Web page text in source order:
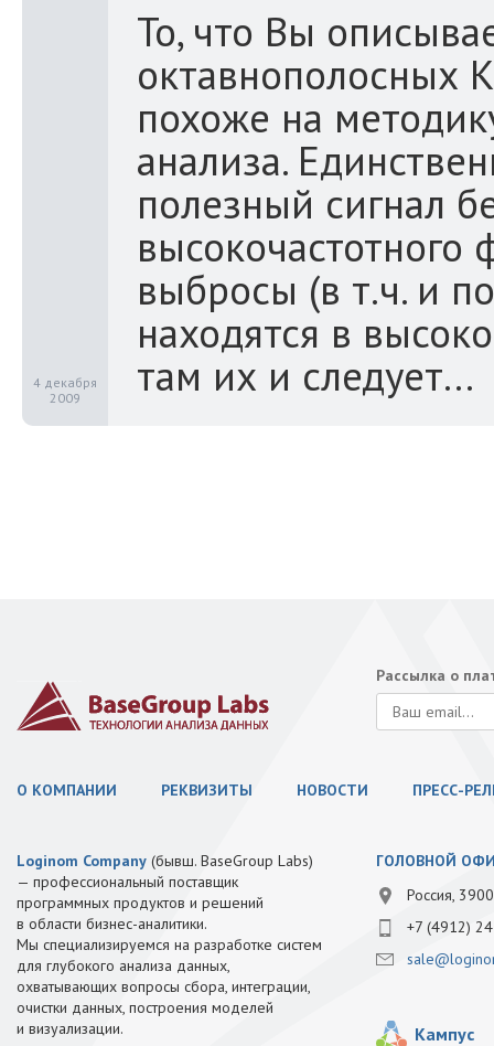
4 декабря
2009
То, что Вы
октавнополосных
похоже на
анализа.
полезный сигнал
высокочастотного
выбросы (в т.ч. и
находятся в
там их и следует...
Рассылка о
О КОМПАНИИ РЕКВИЗИТЫ НОВОСТИ ПРЕСС-
Loginom Company (бывш. BaseGroup Labs)
— профессиональный поставщик
программных продуктов и решений
в области бизнес-аналитики.
Мы специализируемся на разработке систем
для глубокого анализа данных,
охватывающих вопросы сбора, интеграции,
очистки данных, построения моделей
и визуализации.
ГОЛОВНОЙ
Россия,
+7 (4912)
Кампус